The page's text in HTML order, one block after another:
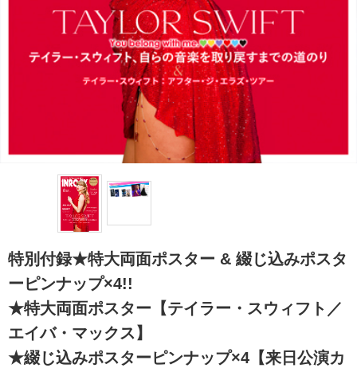
特別付録★特大両面ポスター & 綴じ込みポスタ
ーピンナップ×4!!
★特大両面ポスター【テイラー・スウィフト／
エイバ・マックス】
★綴じ込みポスターピンナップ×4【来日公演カ